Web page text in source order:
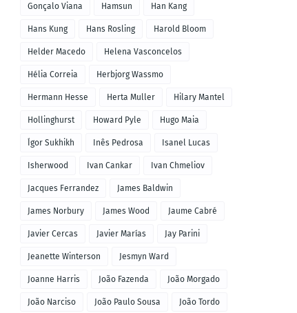
Gonçalo Viana Hamsun Han Kang
Hans Kung Hans Rosling Harold Bloom
Helder Macedo Helena Vasconcelos
Hélia Correia Herbjorg Wassmo
Hermann Hesse Herta Muller Hilary Mantel
Hollinghurst Howard Pyle Hugo Maia
Ígor Sukhikh Inês Pedrosa Isanel Lucas
Isherwood Ivan Cankar Ivan Chmeliov
Jacques Ferrandez James Baldwin
James Norbury James Wood Jaume Cabré
Javier Cercas Javier Marías Jay Parini
Jeanette Winterson Jesmyn Ward
Joanne Harris João Fazenda João Morgado
João Narciso João Paulo Sousa João Tordo